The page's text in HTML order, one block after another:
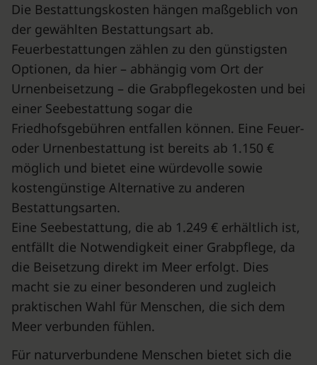
Die Bestattungskosten hängen maßgeblich von
der gewählten Bestattungsart ab.
Feuerbestattungen zählen zu den günstigsten
Optionen, da hier – abhängig vom Ort der
Urnenbeisetzung – die Grabpflegekosten und bei
einer Seebestattung sogar die
Friedhofsgebühren entfallen können. Eine Feuer-
oder Urnenbestattung ist bereits ab 1.150 €
möglich und bietet eine würdevolle sowie
kostengünstige Alternative zu anderen
Bestattungsarten.
Eine Seebestattung, die ab 1.249 € erhältlich ist,
entfällt die Notwendigkeit einer Grabpflege, da
die Beisetzung direkt im Meer erfolgt. Dies
macht sie zu einer besonderen und zugleich
praktischen Wahl für Menschen, die sich dem
Meer verbunden fühlen.
Für naturverbundene Menschen bietet sich die